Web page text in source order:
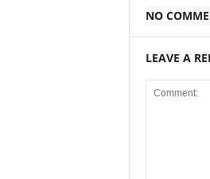
NO
LEAVE A